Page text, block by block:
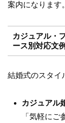
案内になります。
カジュアル・
ース別対応文
結婚式のスタイ
カジュアル
「気軽にご